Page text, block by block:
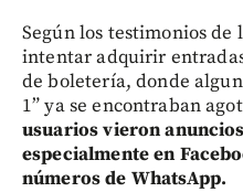
Según los testimonios
intentar adquirir
de boletería, donde
1” ya se encontraban
usuarios vieron
especialmente en
números de WhatsApp.